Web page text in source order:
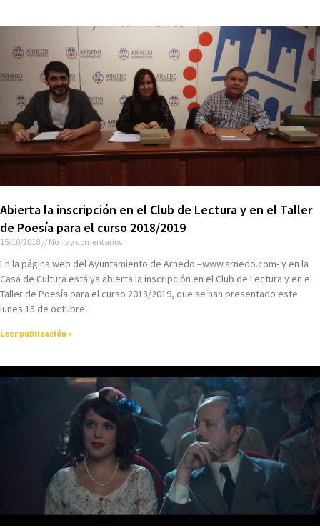
Abierta la inscripción en el Club de Lectura y en el Taller
de Poesía para el curso 2018/2019
15/10/2018 No hay comentarios
En la página web del Ayuntamiento de Arnedo –www.arnedo.com- y en la
Casa de Cultura está ya abierta la inscripción en el Club de Lectura y en el
Taller de Poesía para el curso 2018/2019, que se han presentado este
lunes 15 de octubre.
Leer publicación »